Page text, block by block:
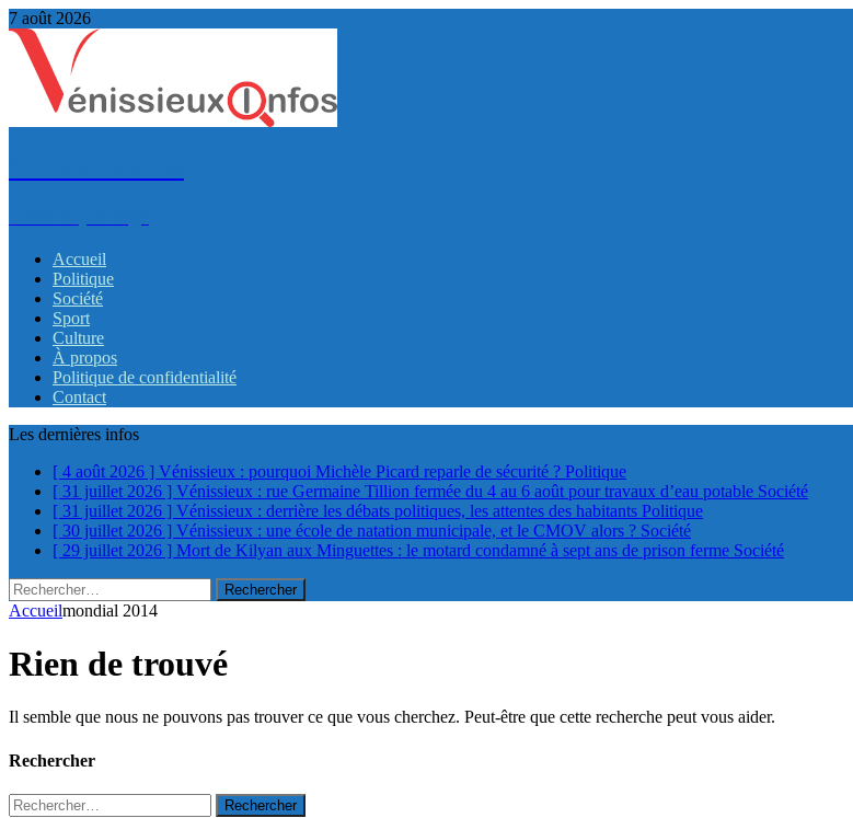
7 août 2026
Accueil
Politique
Société
Sport
Culture
À propos
Politique de confidentialité
Contact
Les dernières infos
[ 4 août 2026 ] Vénissieux : pourquoi Michèle Picard reparle de sécurité ? Politique
[ 31 juillet 2026 ] Vénissieux : rue Germaine Tillion fermée du 4 au 6 août pour travaux d’eau potable Société
[ 31 juillet 2026 ] Vénissieux : derrière les débats politiques, les attentes des habitants Politique
[ 30 juillet 2026 ] Vénissieux : une école de natation municipale, et le CMOV alors ? Société
[ 29 juillet 2026 ] Mort de Kilyan aux Minguettes : le motard condamné à sept ans de prison ferme Société
Rechercher :
Accueilmondial 2014
Rien de trouvé
Il semble que nous ne pouvons pas trouver ce que vous cherchez. Peut-être que cette recherche peut vous aider.
Rechercher
Rechercher :